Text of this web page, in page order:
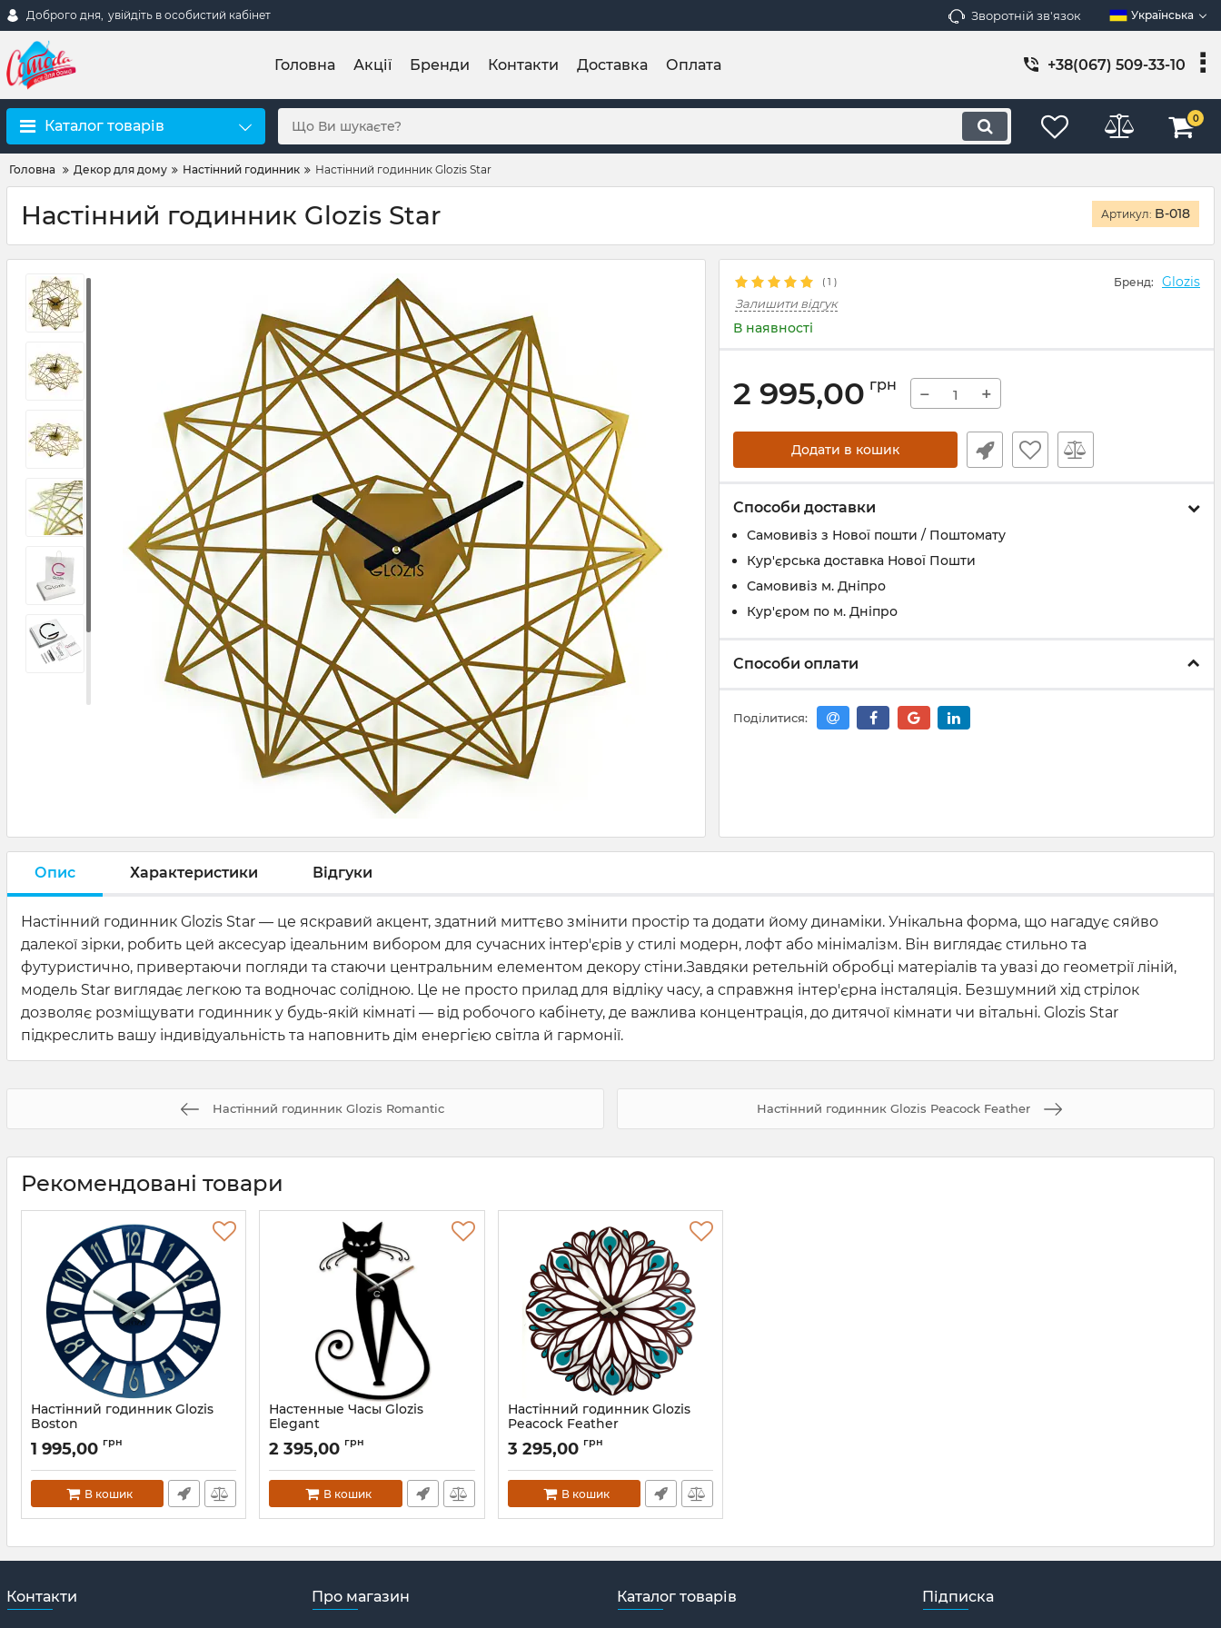
Доброго дня, увійдіть в особистий кабінет Зворотній зв'язок Українська
Головна Акції Бренди Контакти Доставка Оплата +38(067) 509-33-10
Каталог товарів 0
Головна Декор для дому Настінний годинник Настінний годинник Glozis Star
Настінний годинник Glozis Star Артикул: B-018
( 1 ) Бренд: Glozis
Залишити відгук
В наявності
2 995,00 грн − +
Додати в кошик
Способи доставки
Самовивіз з Нової пошти / Поштомату
Кур'єрська доставка Нової Пошти
Самовивіз м. Дніпро
Кур'єром по м. Дніпро
Способи оплати
Поділитися:
Опис Характеристики Відгуки
Настінний годинник Glozis Star — це яскравий акцент, здатний миттєво змінити простір та додати йому динаміки. Унікальна форма, що нагадує сяйво
далекої зірки, робить цей аксесуар ідеальним вибором для сучасних інтер'єрів у стилі модерн, лофт або мінімалізм. Він виглядає стильно та
футуристично, привертаючи погляди та стаючи центральним елементом декору стіни.Завдяки ретельній обробці матеріалів та увазі до геометрії ліній,
модель Star виглядає легкою та водночас солідною. Це не просто прилад для відліку часу, а справжня інтер'єрна інсталяція. Безшумний хід стрілок
дозволяє розміщувати годинник у будь-якій кімнаті — від робочого кабінету, де важлива концентрація, до дитячої кімнати чи вітальні. Glozis Star
підкреслить вашу індивідуальність та наповнить дім енергією світла й гармонії.
Настінний годинник Glozis Romantic Настінний годинник Glozis Peacock Feather
Рекомендовані товари
Настінний годинник Glozis
Boston
Артикул: B-026
1 995,00 грн
В кошик
Настенные Часы Glozis
Elegant
Артикул: A-001
2 395,00 грн
В кошик
Настінний годинник Glozis
Peacock Feather
Артикул: B-015
3 295,00 грн
В кошик
Контакти Про магазин Каталог товарів Підписка